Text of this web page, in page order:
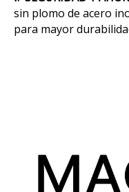
sin plomo de acero
para mayor